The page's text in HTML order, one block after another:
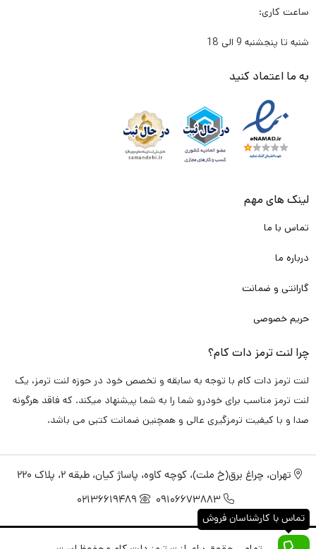
کنم، لنت داغ نشود و کارایی آن پایین نیاید؟
آیا لنتی که میخرم گارانتی دارد؟
برند این لنت ترمز چیست؟ ایرانی است یا خارجی؟
به شما بابت تک تک این دغدغه ها و سوال ها حق می دهیم .
ما در تیم لنت ترمز دات کام و باتوجه به تجربه و شناختی که سال ها
دقیقا پاسخگو تمامی دغدغه و سوال های شما باشد.
گارانتیمی کنیم.
لنت ترمز جلو بی ام و X3
تضمینی
فاقد هرگونه سوت کشیدن و صدا اضافی
می باشد. و دقیقا
مطابق استاندارد های کارخانه
خودرو بی ام و X3
طراحی و تولید شده
راجب عملکرد ترمزگیری سریع و خوب هم باید خدمتتان عرض کنم با
توجه به تکنولوژی های روز، همچون نانو و مواد اولیه به کار رفته
همچون کربن، فایبر، متال و با توجه به پخت کوره ای مناسب و انجام
ساعت کاری:
شنبه تا پنجشنبه 9 الی 18
به ما اعتماد کنید
لینک های مهم
تماس با ما
درباره ما
گارانتی و ضمانت
حریم خصوصی
چرا لنت ترمز دات کام؟
لنت ترمز دات کام با توجه به سابقه و تخصص خود در حوزه لنت ترمز، یک
لنت ترمز مناسب برای خودرو شما را به شما پیشنهاد میکند. که فاقد هرگونه
صدا و با کیفیت ترمزگیری عالی و همچنین ضمانت کتبی می باشد.
تهران، چراغ برق(خ ملت)، کوچه کاوه، پاساژ کیان، طبقه 2، پلاک 220
09106673883
02136619489
تماس با کارشناسان فروش